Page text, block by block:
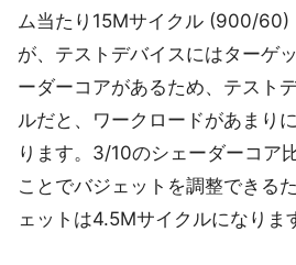
ム当たり15Mサイクル (900/60)
が、テストデバイスにはターゲ
ーダーコアがあるため、テスト
ルだと、ワークロードがあまり
ります。3/10のシェーダーコア
ことでバジェットを調整できる
ェットは4.5Mサイクルになりま